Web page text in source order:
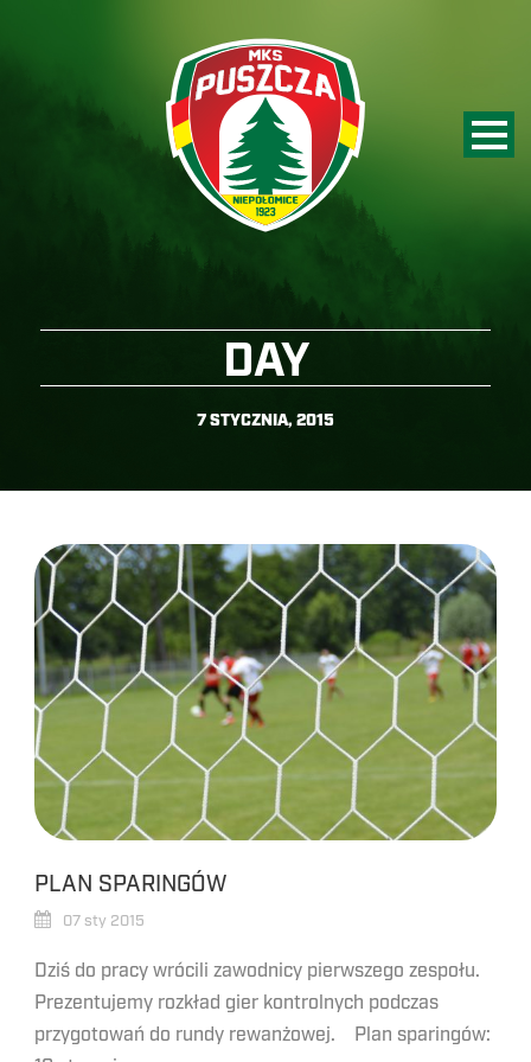
DAY
7 STYCZNIA, 2015
PLAN SPARINGÓW
07 sty 2015
Dziś do pracy wrócili zawodnicy pierwszego zespołu.
Prezentujemy rozkład gier kontrolnych podczas
przygotowań do rundy rewanżowej. Plan sparingów: